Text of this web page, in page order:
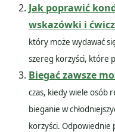
Jak poprawić
wskazówki i
który może wydawać
szereg korzyści, które
Biegać zawsze
czas, kiedy wiele osób
bieganie w
korzyści.